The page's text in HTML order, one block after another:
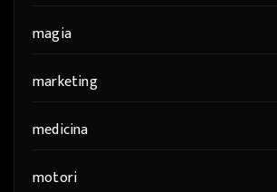
magia
marketing
medicina
motori